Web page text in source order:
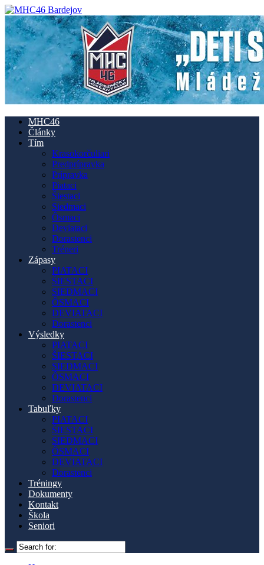
MHC46
Články
Tím
Krasokorčuliari
Predprípravka
Prípravka
Piataci
Šiestaci
Siedmaci
Ôsmaci
Deviataci
Dorastenci
Tréneri
Zápasy
PIATACI
ŠIESTACI
SIEDMACI
ÔSMACI
DEVIATACI
Dorastenci
Výsledky
PIATACI
ŠIESTACI
SIEDMACI
ÔSMACI
DEVIATACI
Dorastenci
Tabuľky
PIATACI
ŠIESTACI
SIEDMACI
ÔSMACI
DEVIATACI
Dorastenci
Tréningy
Dokumenty
Kontakt
Škola
Seniori